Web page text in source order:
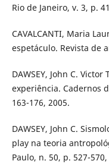
Rio de Janeiro, v. 3, p.
CAVALCANTI, Maria
espetáculo. Revista de
DAWSEY, John C.
experiência. Cadernos
163-176, 2005.
DAWSEY, John C.
play na teoria
Paulo, n. 50, p. 527-570,